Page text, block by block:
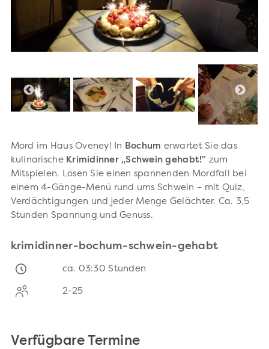
Mord im Haus Oveney! In Bochum erwartet Sie das
kulinarische Krimidinner „Schwein gehabt!" zum
Mitspielen. Lösen Sie einen spannenden Mordfall bei
einem 4-Gänge-Menü rund ums Schwein – mit Quiz,
Verdächtigungen und jeder Menge Gelächter. Ca. 3,5
Stunden Spannung und Genuss.
krimidinner-bochum-schwein-gehabt
ca. 03:30 Stunden
2-25
Verfügbare Termine